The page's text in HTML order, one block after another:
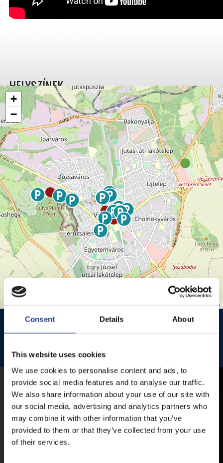
Consent Details About
This website uses cookies
We use cookies to personalise content and ads, to
provide social media features and to analyse our traffic.
We also share information about your use of our site with
our social media, advertising and analytics partners who
may combine it with other information that you’ve
provided to them or that they’ve collected from your use
of their services.
+
−
contributors
HELYSZÍNEK
HISTÓRIA KERT HISTÓRIA KERT ESŐHELYSZÍNE
ROZÉ, RIZLING, JAZZ FESZTIVÁL
MOBIL APP
VESZPRÉMFEST